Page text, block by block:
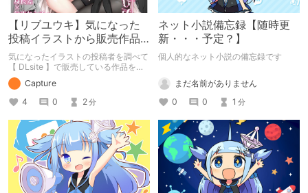
【リブユウキ】気になった
投稿イラストから販売作品
を探し始める【DLsite】
気になったイラストの投稿者を調べて
【 DLsite 】で販売している作品を紹
介する記事です。 投稿者：リブユウ
キ サークル：L.G.C. 紹介作品：ギャ
ルJK競水メイドさーびす 他販売作品
Capture
4
0 2分
ネット小説備忘録【随時更
新・・・予定？】
個人的なネット小説の備忘録です
まだ名前がありません
0
0 1 分